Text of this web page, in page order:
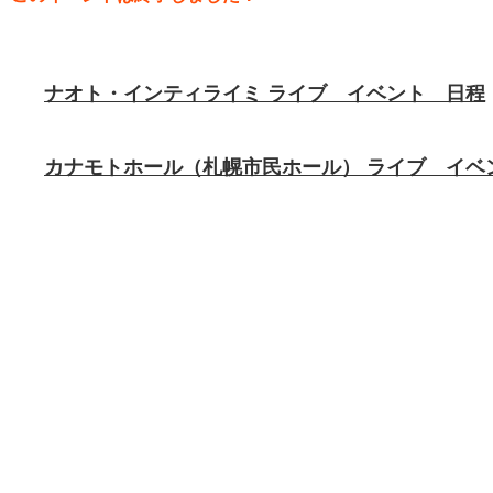
ナオト・インティライミ ライブ イベント 日程
カナモトホール（札幌市民ホール） ライブ イ